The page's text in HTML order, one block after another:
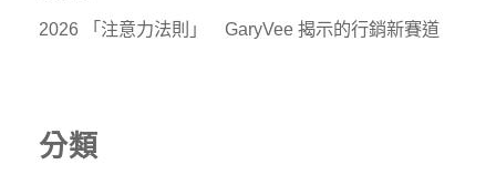
2026 「注意力法則」 GaryVee 揭示的行銷新賽道
分類